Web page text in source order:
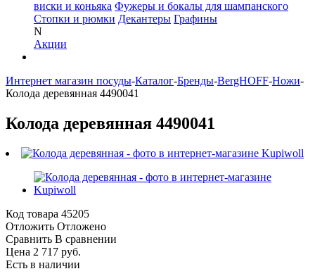
виски и коньяка Фужеры и бокалы для шампанского
Стопки и рюмки Декантеры Графины
N
Акции
Интернет магазин посуды-Каталог-Бренды-BergHOFF-Ножи-
Колода деревянная 4490041
Колода деревянная 4490041
Код товара 45205
Отложить Отложено
Сравнить В сравнении
Цена 2 717 руб.
Есть в наличии